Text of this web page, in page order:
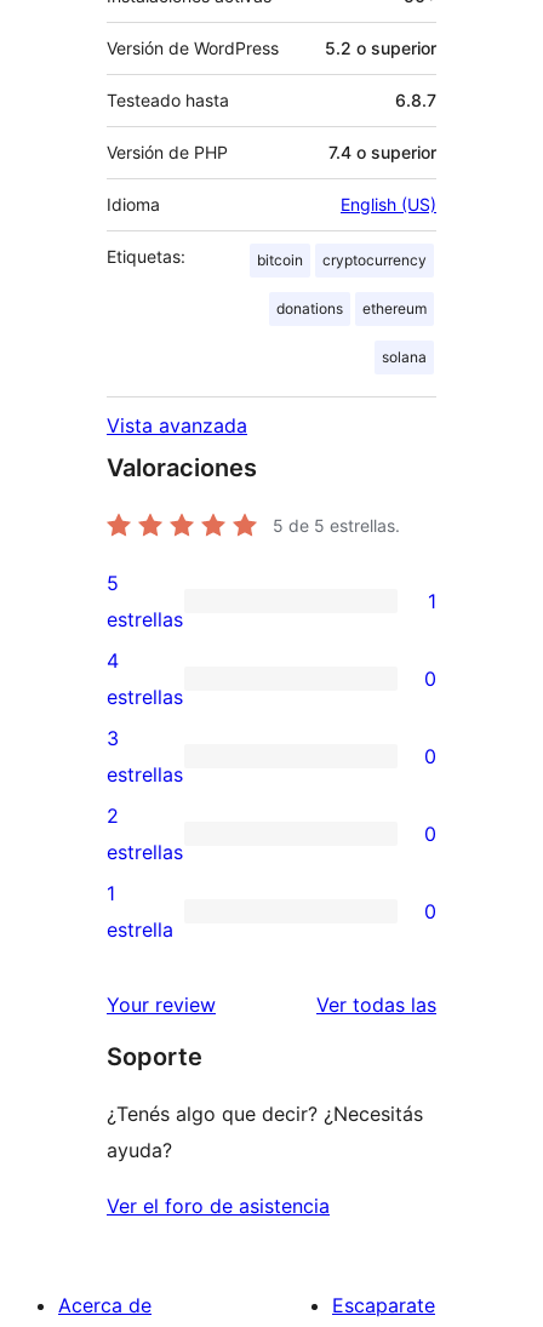
Versión de WordPress 5.2 o superior
Testeado hasta 6.8.7
Versión de PHP 7.4 o superior
Idioma English (US)
Etiquetas: bitcoin cryptocurrency
donations ethereum
solana
Vista avanzada
Valoraciones
5 de 5 estrellas.
1
valoración
de
5
estrellas
5
estrellas
1
0
valoraciones
de
4
estrellas
4
estrellas
0
0
valoraciones
de
3
estrellas
3
estrellas
0
0
valoraciones
de
estrellas
2
estrellas
0
0
de
estrellas
1
estrella
0
Your review Ver todas lasreseñas
Soporte
¿Tenés algo que decir? ¿Necesitás
ayuda?
Ver el foro de asistencia
Acerca de
Escaparate